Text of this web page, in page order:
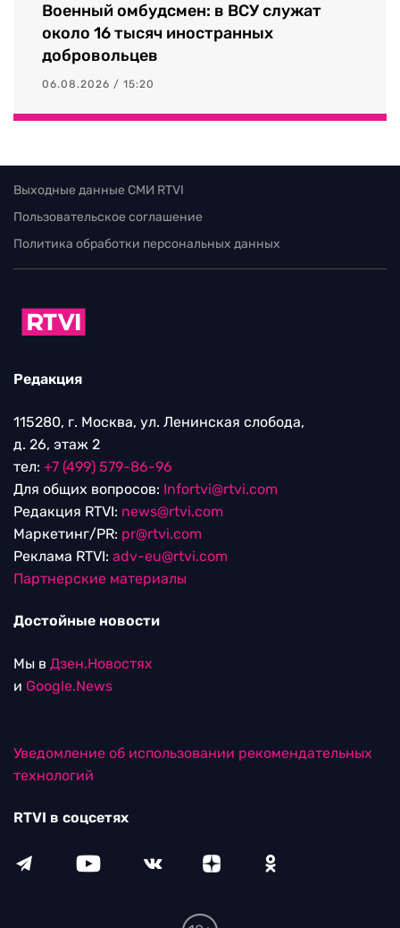
Военный омбудсмен: в ВСУ служат
около 16 тысяч иностранных
добровольцев
06.08.2026 / 15:20
Выходные данные СМИ RTVI
Пользовательское соглашение
Политика обработки персональных данных
Редакция
115280, г. Москва, ул. Ленинская слобода,
д. 26, этаж 2
тел: +7 (499) 579-86-96
Для общих вопросов: Infortvi@rtvi.com
Редакция RTVI: news@rtvi.com
Маркетинг/PR: pr@rtvi.com
Реклама RTVI: adv-eu@rtvi.com
Партнерские материалы
Достойные новости
Мы в Дзен.Новостях
и Google.News
Уведомление об использовании рекомендательных
технологий
RTVI в соцсетях